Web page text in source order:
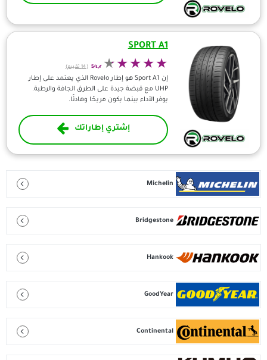
SPORT A1
٤٫٢/5 (14 تقييم)
إن Sport A1 هو إطار Rovelo الذي يعتمد على إطار
UHP مع قبضة جيدة على الطرق الجافة والرطبة.
يوفر الأداء بينما يكون مريحًا وهادئًا.
إشتري إطاراتك
Michelin
Bridgestone
Hankook
GoodYear
Continental